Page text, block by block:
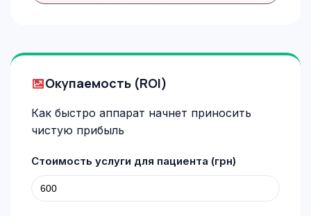
Окупаемость (ROI)
Как быстро аппарат начнет приносить
чистую прибыль
Стоимость услуги для пациента (грн)